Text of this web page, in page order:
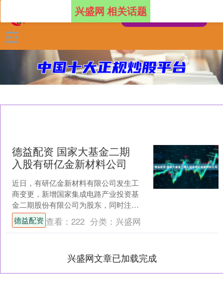
兴盛网 相关话题
德益配资 国家大基金二期
入股有研亿金新材料公司
近日，有研亿金新材料有限公司发生工
商变更，新增国家集成电路产业投资基
金二期股份有限公司为股东，同时注册
资本增至8.97亿元。此前，该公司由有研
新材（600206....
德益配资 查看： 222 分类： 兴盛网
兴盛网文章已加载完成